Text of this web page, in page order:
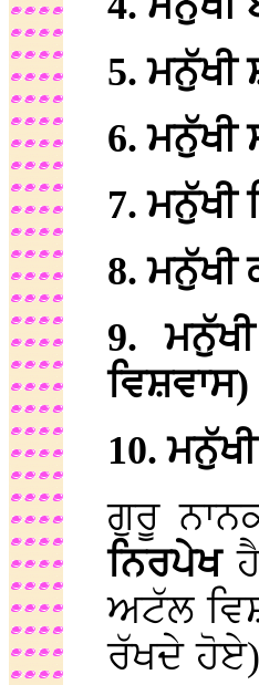
5. ਮਨੁੱਖੀ
6. ਮਨੁੱਖੀ
7. ਮਨੁੱਖੀ
8. ਮਨੁੱਖੀ
9.
ਵਿਸ਼ਵਾਸ)
10.
ਗੁਰੂ
ਨਿਰਪੇਖਹੈ
ਅਟੱਲ
ਰੱਖਦੇ